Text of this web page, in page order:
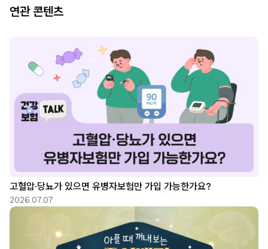
연관 콘텐츠
고혈압·당뇨가 있으면 유병자보험만 가입 가능한가요?
2026.07.07